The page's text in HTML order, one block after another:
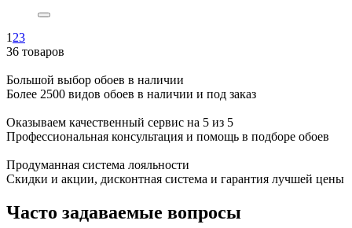
123
36 товаров
Большой выбор обоев в наличии
Более 2500 видов обоев в наличии и под заказ
Оказываем качественный сервис на 5 из 5
Профессиональная консультация и помощь в подборе обоев
Продуманная система лояльности
Скидки и акции, дисконтная система и гарантия лучшей цены
Часто задаваемые вопросы